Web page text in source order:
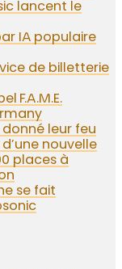
lancent le
IA populaire
de billetterie
F.A.M.E.
leur feu
nouvelle
places à
se fait